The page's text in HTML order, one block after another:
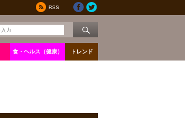
RSS
食・ヘルス（健康） トレンド